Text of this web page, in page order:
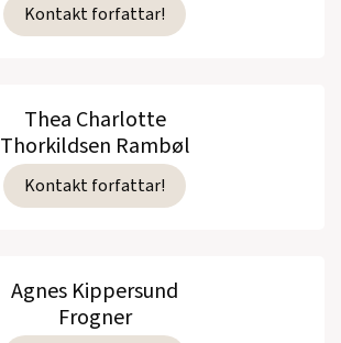
Kontakt forfattar!
Thea Charlotte
Thorkildsen Rambøl
Kontakt forfattar!
Agnes Kippersund
Frogner